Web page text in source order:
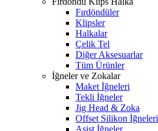
Fırdöndüler
Klipsler
Halkalar
Çelik Tel
Diğer Aksesuarlar
Tüm Ürünler
İğneler ve Zokalar
Maket İğneleri
Tekli İğneler
Jig Head & Zoka
Offset Silikon İğneleri
Asist İğneler